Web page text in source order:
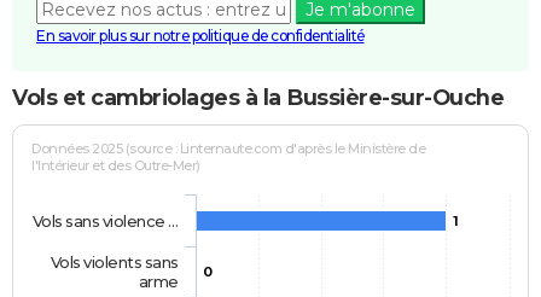
Je m'abonne
En savoir plus sur notre politique de confidentialité
Vols et cambriolages à la Bussière-sur-Ouche
Données 2025 (source : Linternaute.com d'après le Ministère de
l'Intérieur et des Outre-Mer)
1
0
Vols sans violence …
Vols violents sans
arme